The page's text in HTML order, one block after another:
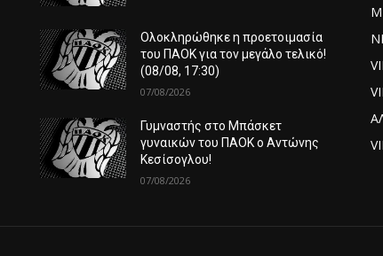
Ολοκληρώθηκε η προετοιμασία
του ΠΑΟΚ για τον μεγάλο τελικό!
(08/08, 17:30)
07/08/2026
Γυμναστής στο Μπάσκετ
γυναικών του ΠΑΟΚ ο Αντώνης
Κεσίσογλου!
07/08/2026